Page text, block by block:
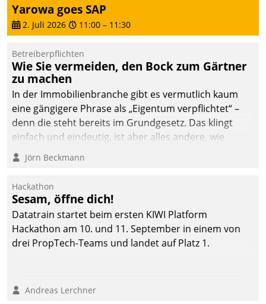
den Weg vom
Mieteranliegen zum
Yarowa goes SAP
2. Juli 2026 11:00 – 11:30
Betreiberpflichten
Wie Sie vermeiden, den Bock zum Gärtner
zu machen
In der Immobilienbranche gibt es vermutlich kaum
eine gängigere Phrase als „Eigentum verpflichtet“ –
denn die steht bereits im Grundgesetz. Das klingt
einfach und eindeutig, ist aber alles andere, wie
Branchenbeschäftigte wissen. Denn mit der
Verantwortung folgen Verpflichtungen.
Jörn Beckmann
Hackathon
Sesam, öffne dich!
Datatrain startet beim ersten KIWI Platform
Hackathon am 10. und 11. September in einem von
drei PropTech-Teams und landet auf Platz 1.
Andreas Lerchner